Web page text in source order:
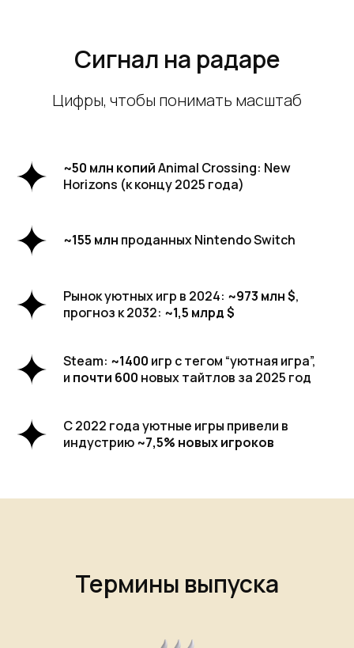
Сигнал на радаре
Цифры, чтобы понимать масштаб
~50 млн копийAnimal Crossing: New
Horizons (к концу 2025 года)
~155 млн проданных Nintendo Switch
Рынок уютных игр в 2024: ~973 млн $,
прогноз к 2032: ~1,5 млрд $
Steam: ~1400 игр с тегом “уютная игра”,
и почти 600 новых тайтлов за 2025 год
С 2022 года уютные игры привели в
индустрию~7,5% новых игроков
Термины выпуска